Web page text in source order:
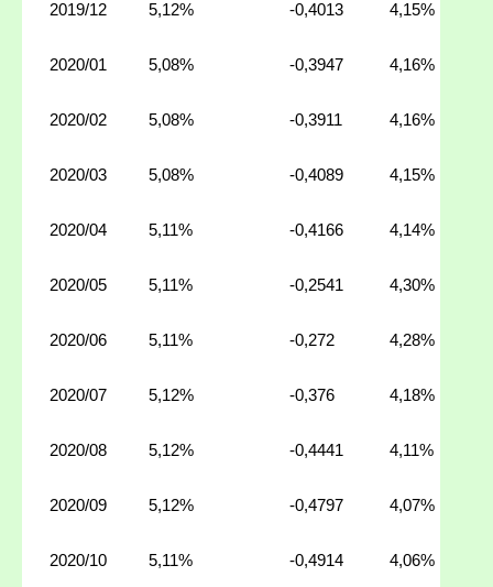
2019/12 5,12% -0,4013 4,15%
2020/01 5,08% -0,3947 4,16%
2020/02 5,08% -0,3911 4,16%
2020/03 5,08% -0,4089 4,15%
2020/04 5,11% -0,4166 4,14%
2020/05 5,11% -0,2541 4,30%
2020/06 5,11% -0,272 4,28%
2020/07 5,12% -0,376 4,18%
2020/08 5,12% -0,4441 4,11%
2020/09 5,12% -0,4797 4,07%
2020/10 5,11% -0,4914 4,06%